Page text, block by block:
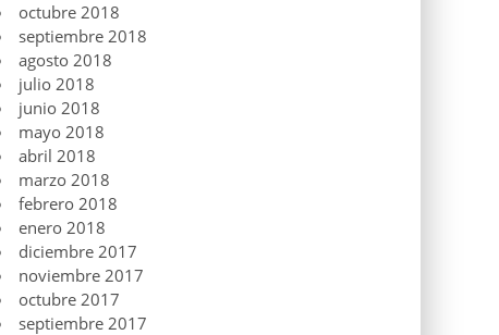
octubre 2018
septiembre 2018
agosto 2018
julio 2018
junio 2018
mayo 2018
abril 2018
marzo 2018
febrero 2018
enero 2018
diciembre 2017
noviembre 2017
octubre 2017
septiembre 2017